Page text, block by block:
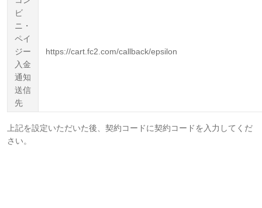
ビ
ニ・
ペイ
ジー
入金
通知
送信
先
https://cart.fc2.com/callback/epsilon
上記を設定いただいた後、契約コードに契約コードを入力してくだ
さい。